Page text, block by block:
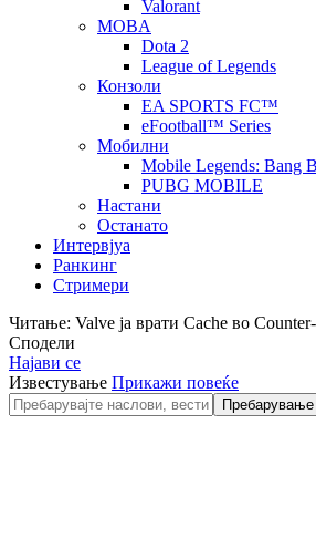
Valorant
MOBA
Dota 2
League of Legends
Конзоли
EA SPORTS FC™
eFootball™ Series
Мобилни
Mobile Legends: Bang
PUBG MOBILE
Настани
Останато
Интервјуа
Ранкинг
Стримери
Читање: Valve ја врати Cache во
Сподели
Најави се
Известување Прикажи повеќе